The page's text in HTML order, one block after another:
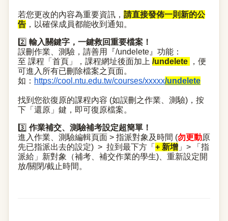
若您更改的內容為重要資訊， 請直接發佈一則新的公
告 ，以確保成員都能收到通知。
2️⃣ 輸入關鍵字，一鍵救回重要檔案！
誤刪作業、測驗，請善用『/undelete』功能：
至 課程「首頁」，課程網址後面加上 /undelete
，便
可進入所有已刪除檔案之頁面。
如： https://cool.ntu.edu.tw/courses/xxxxx/undelete
找到您欲復原的課程內容 (如誤刪之作業、測驗)，按
下「還原」鍵，即可復原檔案。
3️⃣ 作業補交、測驗補考設定超簡單！
進入作業、測驗編輯頁面 > 指派對象及時間 (勿更動原
先已指派出去的設定) > 拉到最下方「 + 新增 」> 「指
派給」新對象（補考、補交作業的學生)、重新設定開
放/關閉/截止時間。